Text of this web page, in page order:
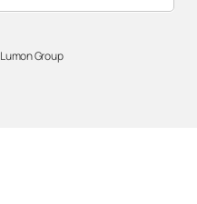
Lumon Group